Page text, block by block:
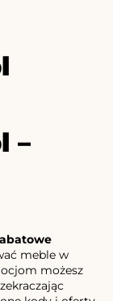
–
meble w
możesz